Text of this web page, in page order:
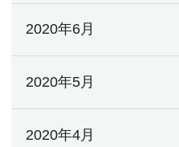
2020年6月
2020年5月
2020年4月